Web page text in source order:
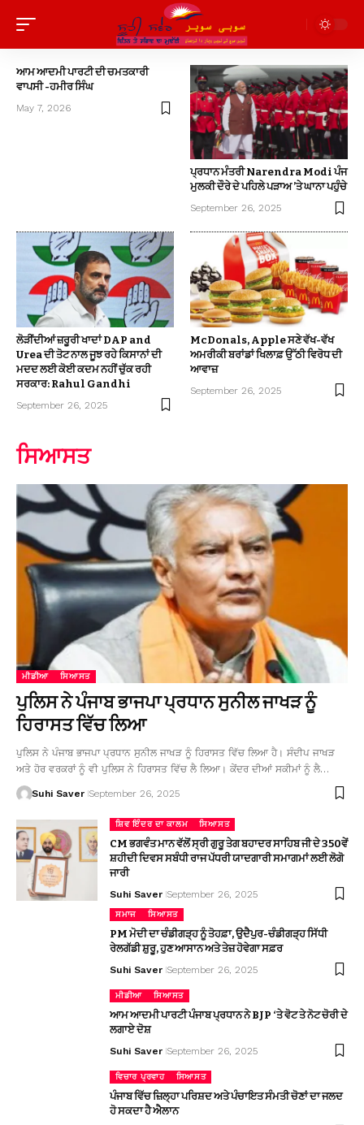
ਆਮ ਆਦਮੀ ਪਾਰਟੀ ਦੀ ਚਮਤਕਾਰੀ
ਵਾਪਸੀ -ਹਮੀਰ ਸਿੰਘ
May 7, 2026
ਪ੍ਰਧਾਨ ਮੰਤਰੀ Narendra Modi ਪੰਜ
ਮੁਲਕੀ ਦੌਰੇ ਦੇ ਪਹਿਲੇ ਪੜਾਅ ’ਤੇ ਘਾਨਾ ਪਹੁੰਚੇ
September 26, 2025
ਲੋੜੀਂਦੀਆਂ ਜ਼ਰੂਰੀ ਖਾਦਾਂ DAP and
Urea ਦੀ ਤੋਟ ਨਾਲ ਜੂਝ ਰਹੇ ਕਿਸਾਨਾਂ ਦੀ
ਮਦਦ ਲਈ ਕੋਈ ਕਦਮ ਨਹੀਂ ਚੁੱਕ ਰਹੀ
ਸਰਕਾਰ: Rahul Gandhi
September 26, 2025
McDonals, Apple ਸਣੇ ਵੱਖ-ਵੱਖ
ਅਮਰੀਕੀ ਬਰਾਂਡਾਂ ਖਿਲਾਫ਼ ਉੱਠੀ ਵਿਰੋਧ ਦੀ
ਆਵਾਜ਼
September 26, 2025
ਸਿਆਸਤ
ਮੀਡੀਆ ਸਿਆਸਤ
ਪੁਲਿਸ ਨੇ ਪੰਜਾਬ ਭਾਜਪਾ ਪ੍ਰਧਾਨ ਸੁਨੀਲ ਜਾਖੜ ਨੂੰ
ਹਿਰਾਸਤ ਵਿੱਚ ਲਿਆ
ਪੁਲਿਸ ਨੇ ਪੰਜਾਬ ਭਾਜਪਾ ਪ੍ਰਧਾਨ ਸੁਨੀਲ ਜਾਖੜ ਨੂੰ ਹਿਰਾਸਤ ਵਿੱਚ ਲਿਆ ਹੈ। ਸੰਦੀਪ ਜਾਖੜ
ਅਤੇ ਹੋਰ ਵਰਕਰਾਂ ਨੂੰ ਵੀ ਪੁਲਿਸ ਨੇ ਹਿਰਾਸਤ ਵਿੱਚ ਲੈ ਲਿਆ। ਕੇਂਦਰ ਦੀਆਂ ਸਕੀਮਾਂ ਨੂੰ ਲੈ…
Suhi Saver September 26, 2025
ਸ਼ਿਵ ਇੰਦਰ ਦਾ ਕਾਲਮ ਸਿਆਸਤ
CM ਭਗਵੰਤ ਮਾਨ ਵੱਲੋਂ ਸ੍ਰੀ ਗੁਰੂ ਤੇਗ ਬਹਾਦਰ ਸਾਹਿਬ ਜੀ ਦੇ 350ਵੇਂ
ਸ਼ਹੀਦੀ ਦਿਵਸ ਸਬੰਧੀ ਰਾਜ ਪੱਧਰੀ ਯਾਦਗਾਰੀ ਸਮਾਗਮਾਂ ਲਈ ਲੋਗੋ
ਜਾਰੀ
Suhi Saver September 26, 2025
ਸਮਾਜ ਸਿਆਸਤ
PM ਮੋਦੀ ਦਾ ਚੰਡੀਗੜ੍ਹ ਨੂੰ ਤੋਹਫ਼ਾ, ਉਦੈਪੁਰ-ਚੰਡੀਗੜ੍ਹ ਸਿੱਧੀ
ਰੇਲਗੱਡੀ ਸ਼ੁਰੂ, ਹੁਣ ਆਸਾਨ ਅਤੇ ਤੇਜ਼ ਹੋਵੇਗਾ ਸਫ਼ਰ
Suhi Saver September 26, 2025
ਮੀਡੀਆ ਸਿਆਸਤ
ਆਮ ਆਦਮੀ ਪਾਰਟੀ ਪੰਜਾਬ ਪ੍ਰਧਾਨ ਨੇ BJP ‘ਤੇ ਵੋਟ ਤੇ ਨੋਟ ਚੋਰੀ ਦੇ
ਲਗਾਏ ਦੋਸ਼
Suhi Saver September 26, 2025
ਵਿਚਾਰ ਪ੍ਰਵਾਹ ਸਿਆਸਤ
ਪੰਜਾਬ ਵਿੱਚ ਜ਼ਿਲ੍ਹਾ ਪਰਿਸ਼ਦ ਅਤੇ ਪੰਚਾਇਤ ਸੰਮਤੀ ਚੋਣਾਂ ਦਾ ਜਲਦ
ਹੋ ਸਕਦਾ ਹੈ ਐਲਾਨ